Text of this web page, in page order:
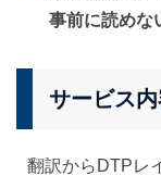
事前に読めな
サービス
翻訳からDTPレ